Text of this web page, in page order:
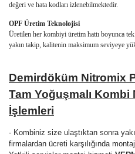
değeri ve hata kodları izlenebilmektedir.
OPF Üretim Teknolojisi
Üretilen her kombiyi üretim hattı boyunca
yakın takip, kalitenin maksimum seviyeye
Demirdöküm Nitromix
Tam Yoğuşmalı Kombi
İşlemleri
- Kombiniz size ulaştıktan sonra
firmalardan ücreti karşılığında